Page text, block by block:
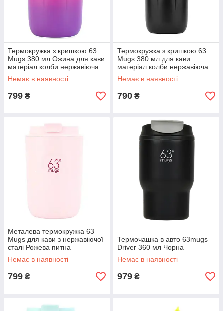
Термокружка з кришкою 63
Mugs 380 мл Ожина для кави
матеріал колби нержавіюча
сталь в машину із нержавійки
Немає в наявності
799 ₴
Термокружка з кришкою 63
Mugs 380 мл для кави
матеріал колби нержавіюча
сталь Чорна в машину із
нержавійки
Немає в наявності
790 ₴
Металева термокружка 63
Mugs для кави з нержавіючої
сталі Рожева питна
Термочашка
Немає в наявності
799 ₴
Термочашка в авто 63mugs
Driver 360 мл Чорна
Немає в наявності
979 ₴